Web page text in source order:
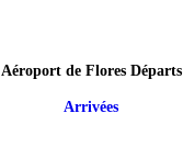
Aéroport de Flores Départs
Arrivées